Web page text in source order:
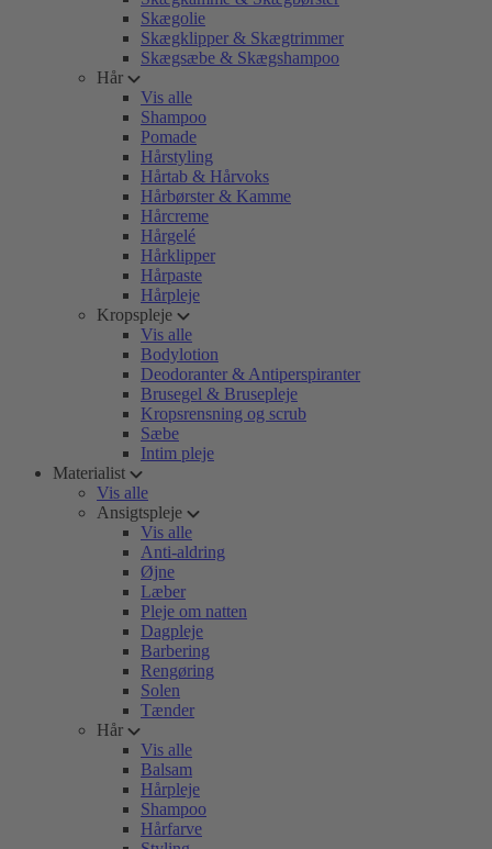
Skægolie
Skægklipper & Skægtrimmer
Skægsæbe & Skægshampoo
Hår
Vis alle
Shampoo
Pomade
Hårstyling
Hårtab & Hårvoks
Hårbørster & Kamme
Hårcreme
Hårgelé
Hårklipper
Hårpaste
Hårpleje
Kropspleje
Vis alle
Bodylotion
Deodoranter & Antiperspiranter
Brusegel & Brusepleje
Kropsrensning og scrub
Sæbe
Intim pleje
Materialist
Vis alle
Ansigtspleje
Vis alle
Anti-aldring
Øjne
Læber
Pleje om natten
Dagpleje
Barbering
Rengøring
Solen
Tænder
Hår
Vis alle
Balsam
Hårpleje
Shampoo
Hårfarve